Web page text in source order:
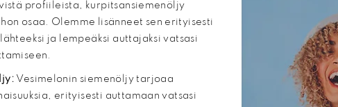
profiileista, kurpitsansiemenöljy
osaa. Olemme lisänneet sen erityisesti
ja lempeäksi auttajaksi vatsasi
Vesimelonin siemenöljy tarjoaa
erityisesti auttamaan vatsasi